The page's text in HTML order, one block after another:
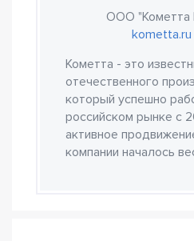
ООО "Кометта
kometta.ru
Кометта - это
отечественного
который успешно
российском рынке с
активное
компании началось